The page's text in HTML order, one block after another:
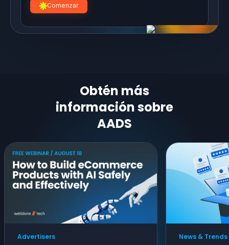
Comenzar
Obtén más
información sobre
AADS
Advertisers News & Trends